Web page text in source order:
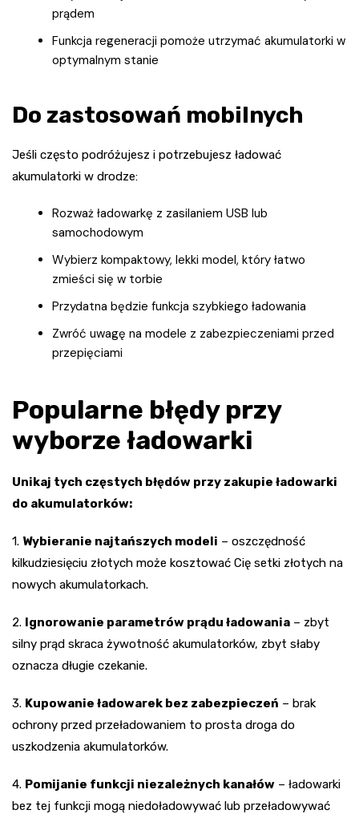
prądem
Funkcja regeneracji pomoże utrzymać akumulatorki w
optymalnym stanie
Do zastosowań mobilnych
Jeśli często podróżujesz i potrzebujesz ładować
akumulatorki w drodze:
Rozważ ładowarkę z zasilaniem USB lub
samochodowym
Wybierz kompaktowy, lekki model, który łatwo
zmieści się w torbie
Przydatna będzie funkcja szybkiego ładowania
Zwróć uwagę na modele z zabezpieczeniami przed
przepięciami
Popularne błędy przy
wyborze ładowarki
Unikaj tych częstych błędów przy zakupie ładowarki
do akumulatorków:
1. Wybieranie najtańszych modeli – oszczędność
kilkudziesięciu złotych może kosztować Cię setki złotych na
nowych akumulatorkach.
2. Ignorowanie parametrów prądu ładowania – zbyt
silny prąd skraca żywotność akumulatorków, zbyt słaby
oznacza długie czekanie.
3. Kupowanie ładowarek bez zabezpieczeń – brak
ochrony przed przeładowaniem to prosta droga do
uszkodzenia akumulatorków.
4. Pomijanie funkcji niezależnych kanałów – ładowarki
bez tej funkcji mogą niedoładowywać lub przeładowywać